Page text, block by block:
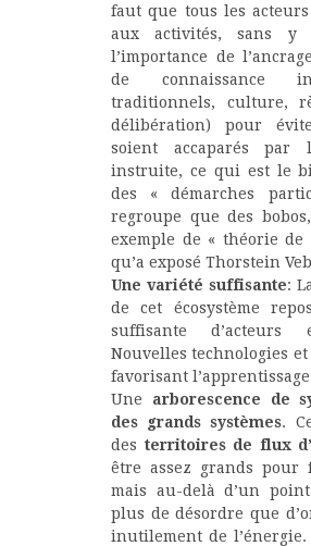
faut que tous les
aux activités, sans y
l’importance de
de connaissance
traditionnels, culture,
délibération) pour
soient accaparés
instruite, ce qui est le
des « démarches
regroupe que des
exemple de « théorie
qu’a exposé Thorstein
Une variété suffisante:
de cet écosystème
suffisante
Nouvelles technologies
favorisant
Une arborescence de
des grands systèmes.
des territoires de flux
être assez grands pour
mais au-delà d’un
plus de désordre que
inutilement de